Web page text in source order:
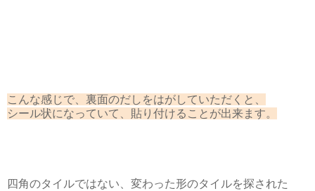
こんな感じで、裏面のだしをはがしていただくと、
シール状になっていて、貼り付けることが出来ます。
四角のタイルではない、変わった形のタイルを探された